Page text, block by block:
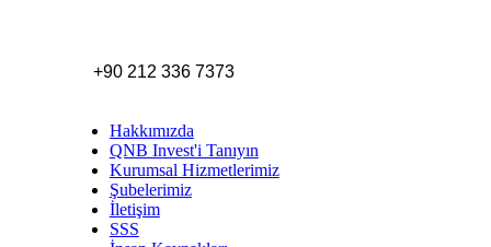
+90 212 336 7373
Hakkımızda
QNB Invest'i Tanıyın
Kurumsal Hizmetlerimiz
Şubelerimiz
İletişim
SSS